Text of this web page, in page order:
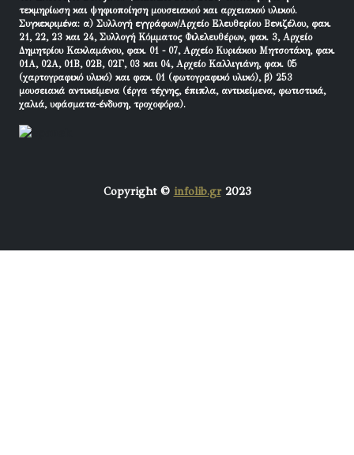
τεκμηρίωση και ψηφιοποίηση μουσειακού και αρχειακού υλικού.
Συγκεκριμένα: α) Συλλογή εγγράφων/Αρχείο Ελευθερίου Βενιζέλου, φακ.
21, 22, 23 και 24, Συλλογή Κόμματος Φιλελευθέρων, φακ. 3, Αρχείο
Δημητρίου Κακλαμάνου, φακ. 01 - 07, Αρχείο Κυριάκου Μητσοτάκη, φακ.
01Α, 02Α, 01Β, 02Β, 02Γ, 03 και 04, Αρχείο Καλλιγιάνη, φακ. 05
(χαρτογραφικό υλικό) και φακ. 01 (φωτογραφικό υλικό), β) 253
μουσειακά αντικείμενα (έργα τέχνης, έπιπλα, αντικείμενα, φωτιστικά,
χαλιά, υφάσματα-ένδυση, τροχοφόρα).
Copyright © infolib.gr2023